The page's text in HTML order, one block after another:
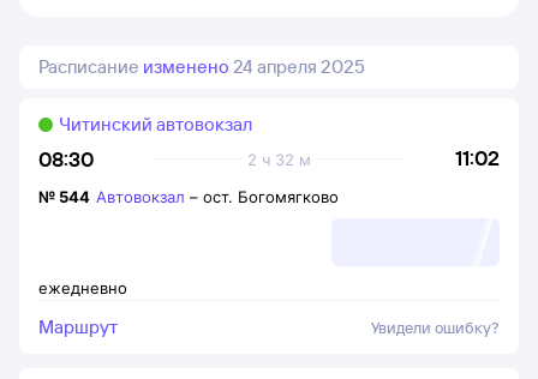
Расписание изменено 24 апреля 2025
08:30 11:02
2 ч 32 м
Читинский автовокзал
ежедневно
№ 544 Автовокзал – ост. Богомягково
Маршрут Увидели ошибку?